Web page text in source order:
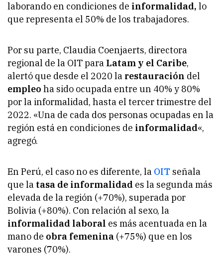
laborando en condiciones de informalidad, lo
que representa el 50% de los trabajadores.
Por su parte, Claudia Coenjaerts, directora
regional de la OIT para Latam y el Caribe,
alertó que desde el 2020 la restauración del
empleo ha sido ocupada entre un 40% y 80%
por la informalidad, hasta el tercer trimestre del
2022. «Una de cada dos personas ocupadas en la
región está en condiciones de informalidad«,
agregó.
En Perú, el caso no es diferente, la OIT señala
que la tasa de informalidad es la segunda más
elevada de la región (+70%), superada por
Bolivia (+80%). Con relación al sexo, la
informalidad laboral es más acentuada en la
mano de obra femenina (+75%) que en los
varones (70%).